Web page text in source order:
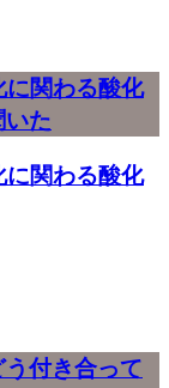
関わる酸化
た
関わる酸化
付き合って